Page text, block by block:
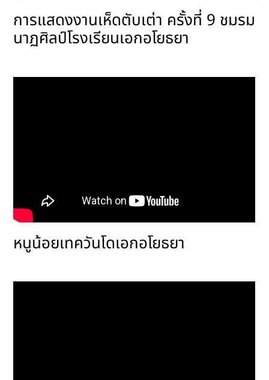
การแสดงงานเห็ดตับเต่า ครั้งที่ 9 ชมรม
นาฏศิลป์โรงเรียนเอกอโยธยา
หนูน้อยเทควันโดเอกอโยธยา